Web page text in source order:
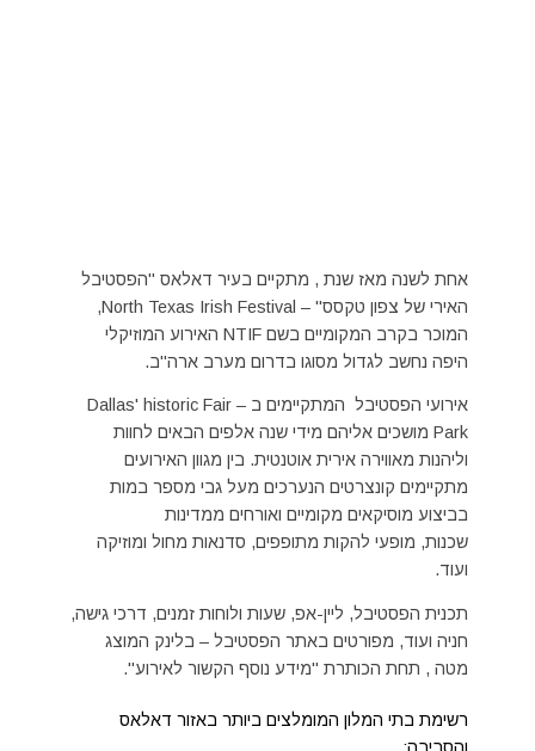
אחת לשנה מאז שנת , מתקיים בעיר דאלאס "הפסטיבל
האירי של צפון טקסס" – North Texas Irish Festival,
המוכר בקרב המקומיים בשם NTIF האירוע המוזיקלי
היפה נחשב לגדול מסוגו בדרום מערב ארה"ב.
אירועי הפסטיבל המתקיימים ב – Dallas' historic Fair
Park מושכים אליהם מידי שנה אלפים הבאים לחוות
וליהנות מאווירה אירית אוטנטית. בין מגוון האירועים
מתקיימים קונצרטים הנערכים מעל גבי מספר במות
בביצוע מוסיקאים מקומיים ואורחים ממדינות
שכנות, מופעי להקות מתופפים, סדנאות מחול ומוזיקה
ועוד.
תכנית הפסטיבל, ליין-אפ, שעות ולוחות זמנים, דרכי גישה,
חניה ועוד, מפורטים באתר הפסטיבל – בלינק המוצג
מטה , תחת הכותרת "מידע נוסף הקשור לאירוע".
רשימת בתי המלון המומלצים ביותר באזור דאלאס
והסביבה: